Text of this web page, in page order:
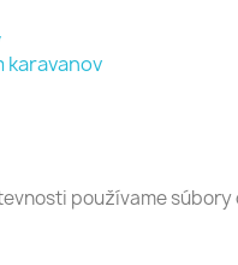
náhľad
karavanov
používame